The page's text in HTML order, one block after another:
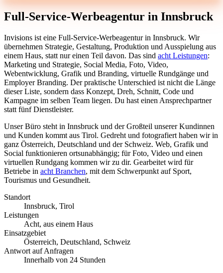
Full-Service-Werbeagentur in Innsbruck
Invisions ist eine Full-Service-Werbeagentur in Innsbruck. Wir
übernehmen Strategie, Gestaltung, Produktion und Ausspielung aus
einem Haus, statt nur einen Teil davon. Das sind acht Leistungen:
Marketing und Strategie, Social Media, Foto, Video,
Webentwicklung, Grafik und Branding, virtuelle Rundgänge und
Employer Branding. Der praktische Unterschied ist nicht die Länge
dieser Liste, sondern dass Konzept, Dreh, Schnitt, Code und
Kampagne im selben Team liegen. Du hast einen Ansprechpartner
statt fünf Dienstleister.
Unser Büro steht in Innsbruck und der Großteil unserer Kundinnen
und Kunden kommt aus Tirol. Gedreht und fotografiert haben wir in
ganz Österreich, Deutschland und der Schweiz. Web, Grafik und
Social funktionieren ortsunabhängig; für Foto, Video und einen
virtuellen Rundgang kommen wir zu dir. Gearbeitet wird für
Betriebe in acht Branchen, mit dem Schwerpunkt auf Sport,
Tourismus und Gesundheit.
Standort
Innsbruck, Tirol
Leistungen
Acht, aus einem Haus
Einsatzgebiet
Österreich, Deutschland, Schweiz
Antwort auf Anfragen
Innerhalb von 24 Stunden